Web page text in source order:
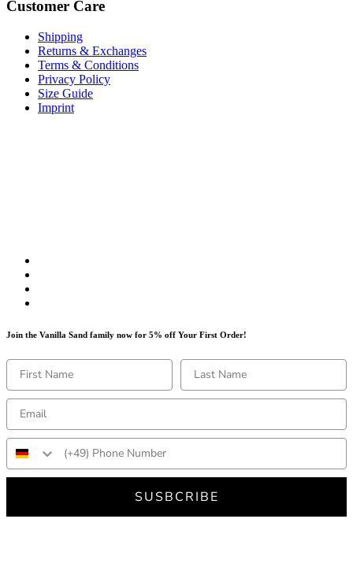
Customer Care
Shipping
Returns & Exchanges
Terms & Conditions
Privacy Policy
Size Guide
Imprint
Join the Vanilla Sand family now for 5% off Your First Order!
SUSBCRIBE